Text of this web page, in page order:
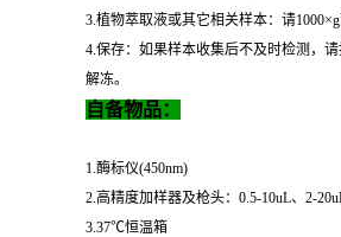
3.植物萃取液或其它相关样本：请
4.保存：如果样本收集后不及时检测，
解冻。
自备物品：
1.酶标仪(450nm)
2.高精度加样器及枪头：0.5-10uL、2-
3.37℃恒温箱